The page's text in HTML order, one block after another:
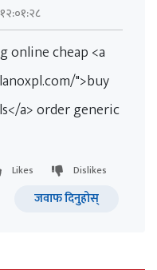
online cheap <a
">buy
a> order generic
Likes
Dislikes
जवाफ दिनुहोस्